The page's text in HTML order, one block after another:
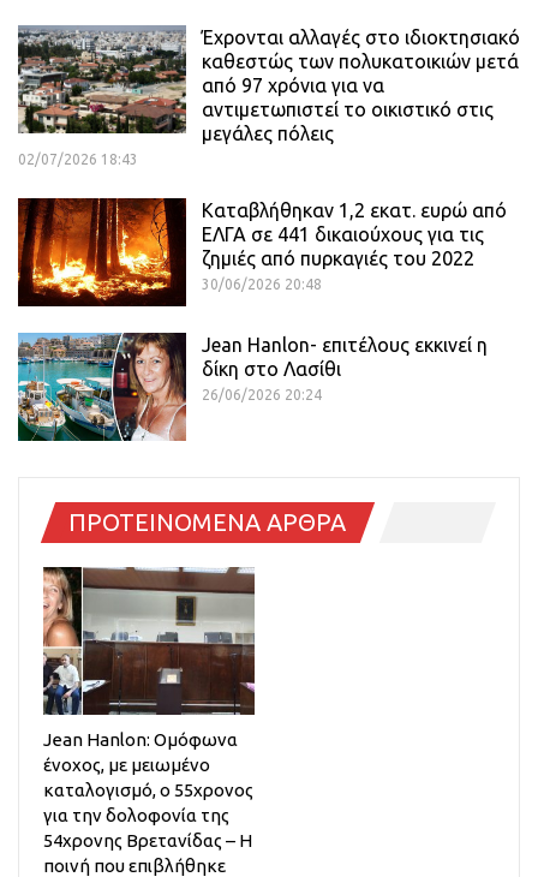
Έχρονται αλλαγές στο ιδιοκτησιακό
καθεστώς των πολυκατοικιών μετά
από 97 χρόνια για να
αντιμετωπιστεί το οικιστικό στις
μεγάλες πόλεις
02/07/2026 18:43
Καταβλήθηκαν 1,2 εκατ. ευρώ από
ΕΛΓΑ σε 441 δικαιούχους για τις
ζημιές από πυρκαγιές του 2022
30/06/2026 20:48
Jean Hanlon- επιτέλους εκκινεί η
δίκη στο Λασίθι
26/06/2026 20:24
ΠΡΟΤΕΙΝΟΜΕΝΑ ΑΡΘΡΑ
Jean Hanlon: Ομόφωνα
ένοχος, με μειωμένο
καταλογισμό, ο 55χρονος
για την δολοφονία της
54χρονης Βρετανίδας – Η
ποινή που επιβλήθηκε